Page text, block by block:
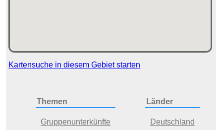
Kartensuche in diesem Gebiet starten
Themen
Gruppenunterkünfte
Länder
Deutschland